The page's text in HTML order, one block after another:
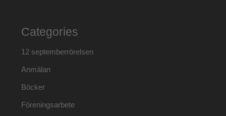
Categories
12 septemberrörelsen
Anmälan
Böcker
Föreningsarbete